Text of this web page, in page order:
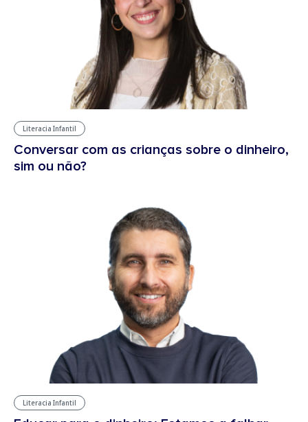
Literacia Infantil
Conversar com as crianças sobre o dinheiro,
sim ou não?
Literacia Infantil